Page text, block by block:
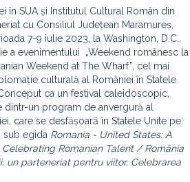
în SUA și Institutul Cultural Român din
cu Consiliul Județean Maramureș,
7-9 iulie 2023, la Washington, D.C.,
a evenimentului „Weekend românesc la
Weekend at The Wharf”, cel mai
culturală al României în Statele
ca un festival caleidoscopic,
dintr-un program de anvergură al
care se desfășoară în Statele Unite pe
sub egida Romania - United States: A
Romanian Talent / România
un parteneriat pentru viitor. Celebrarea